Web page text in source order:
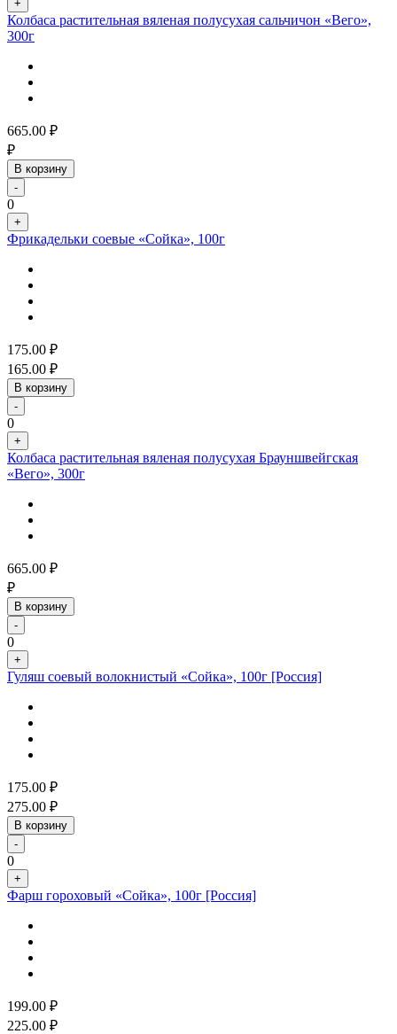
+
Колбаса растительная вяленая полусухая сальчичон «Вего»,
300г
665.00 ₽
₽
В корзину
-
0
+
Фрикадельки соевые «Сойка», 100г
175.00 ₽
165.00 ₽
В корзину
-
0
+
Колбаса растительная вяленая полусухая Брауншвейгская
«Вего», 300г
665.00 ₽
₽
В корзину
-
0
+
Гуляш соевый волокнистый «Сойка», 100г [Россия]
175.00 ₽
275.00 ₽
В корзину
-
0
+
Фарш гороховый «Сойка», 100г [Россия]
199.00 ₽
225.00 ₽